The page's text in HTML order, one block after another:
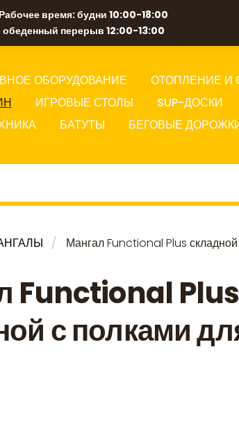
Рабочее время: будни 10:00-18:00
обеденный перерыв 12:00-13:00
ОБОРУДОВАНИЕ
ОТОПЛЕНИЕ И
ИГРОВЫЕ СТОЛЫ
SUP-ДОСКИ
БАТУТЫ БЕГОВЫЕ
Мангал Functional Plus
Functional Plus
с полками